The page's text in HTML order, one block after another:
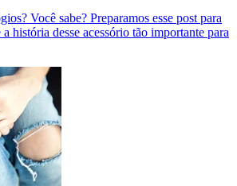
Você sabe? Preparamos esse post para
história desse acessório tão importante para